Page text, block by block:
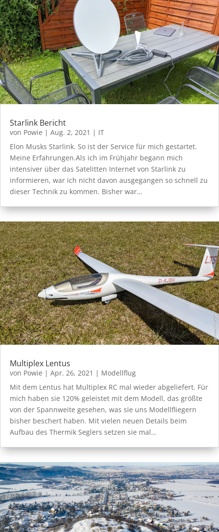
Starlink Bericht
von Powie | Aug. 2, 2021 | IT
Elon Musks Starlink. So ist der Service für mich gestartet.
Meine Erfahrungen.Als ich im Frühjahr begann mich
intensiver über das Satelitten Internet von Starlink zu
informieren, war ich nicht davon ausgegangen so schnell zu
dieser Technik zu kommen. Bisher war…
Multiplex Lentus
von Powie | Apr. 26, 2021 | Modellflug
Mit dem Lentus hat Multiplex RC mal wieder abgeliefert. Für
mich haben sie 120% geleistet mit dem Modell, das größte
von der Spannweite gesehen, was sie uns Modellfliegern
bisher beschert haben. Mit vielen neuen Details beim
Aufbau des Thermik Seglers setzen sie mal…